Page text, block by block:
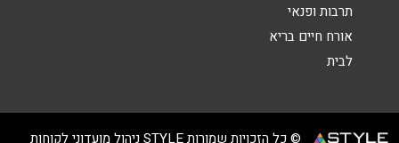
תרבות ופנאי
אורח חיים בריא
לבית
© כל הזכויות שמורות STYLE ניהול מועדוני לקוחות